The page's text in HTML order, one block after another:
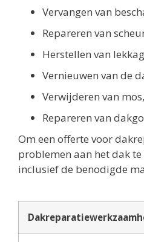
Vervangen van
Repareren van
Herstellen van
Vernieuwen van de
Verwijderen van
Repareren van
Om een offerte voor
problemen aan het dak
inclusief de benodigde